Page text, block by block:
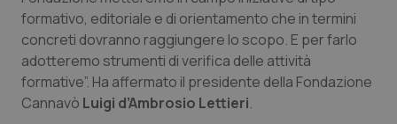
Quotidiano Oncologia
Quotidiano Pediatria
Rene & patologie urogenitali
formativo, editoriale e di orientamento che in termini
concreti dovranno raggiungere lo scopo. E per farlo
adotteremo strumenti di verifica delle attività
formative”. Ha affermato il presidente della Fondazione
Cannavò Luigi d’Ambrosio Lettieri.